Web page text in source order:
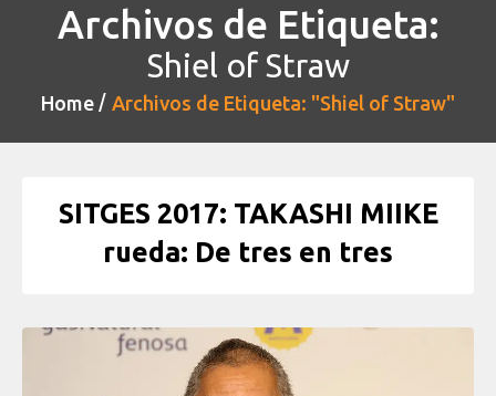
Archivos de Etiqueta:
Shiel of Straw
Home Archivos de Etiqueta: "Shiel of Straw"
SITGES 2017: TAKASHI MIIKE
rueda: De tres en tres